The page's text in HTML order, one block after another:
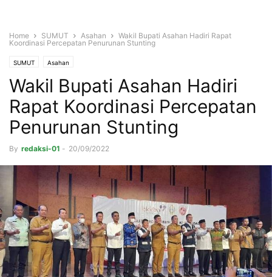
Home SUMUT Asahan
Wakil Bupati Asahan Hadiri Rapat
Koordinasi Percepatan Penurunan Stunting
SUMUT Asahan
Wakil Bupati Asahan Hadiri
Rapat Koordinasi Percepatan
Penurunan Stunting
By redaksi-01 - 20/09/2022